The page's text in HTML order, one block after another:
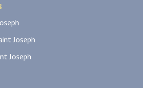
Joseph
Joseph